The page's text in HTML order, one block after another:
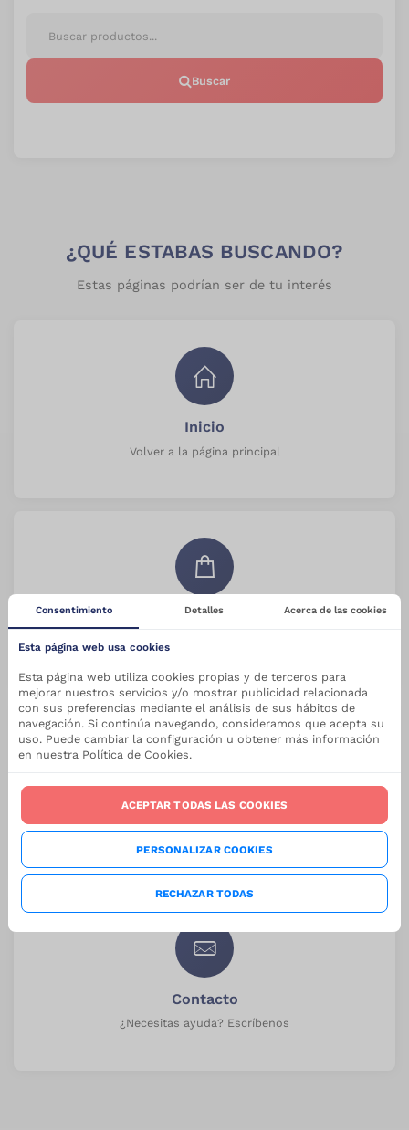
Buscar
¿QUÉ ESTABAS BUSCANDO?
Estas páginas podrían ser de tu interés
Inicio
Volver a la página principal
Catálogo
Explora nuestros productos
Sobre Nosotros
Conoce nuestra empresa
Contacto
¿Necesitas ayuda? Escríbenos
Consentimiento Detalles Acerca de las cookies
Esta página web usa cookies
Esta página web utiliza cookies propias y de terceros para
mejorar nuestros servicios y/o mostrar publicidad relacionada
con sus preferencias mediante el análisis de sus hábitos de
navegación. Si continúa navegando, consideramos que acepta su
uso. Puede cambiar la configuración u obtener más información
en nuestra Política de Cookies.
RECHAZAR TODAS
PERSONALIZAR COOKIES
ACEPTAR TODAS LAS COOKIES